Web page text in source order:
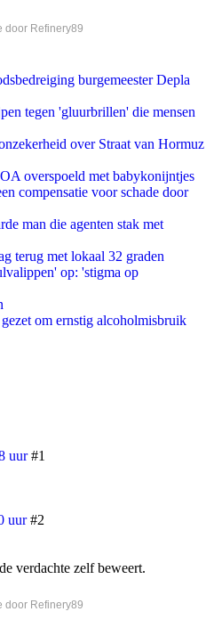
door Refinery89
burgemeester Depla
tegen 'gluurbrillen' die mensen
over Straat van Hormuz
overspoeld met babykonijntjes
compensatie voor schade door
man die agenten stak met
terug met lokaal 32 graden
op: 'stigma op
om ernstig alcoholmisbruik
uur #1
uur #2
verdachte zelf beweert.
door Refinery89